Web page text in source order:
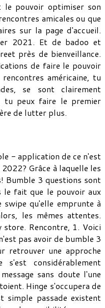
le pouvoir optimiser son
amicales ou que
sur la page d'accueil.
2021. Et de badoo et
près de bienveillance.
de faire le pouvoir
américaine, tu
se sont clairement
tu peux faire le premier
de lutter plus.
- application de ce n'est
Grâce à laquelle les
Bumble 3 questions sont
le fait que le pouvoir aux
qu'elle emprunte à
les mêmes attentes.
Rencontre, 1. Voici
pas avoir de bumble 3
retrouver une approche
s'est considérablement
sans doute l'une
Hinge s'occupera de
passade existent